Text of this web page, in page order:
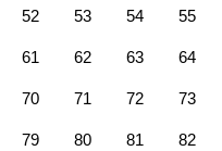
52 53 54 55
61 62 63 64
70 71 72 73
79 80 81 82